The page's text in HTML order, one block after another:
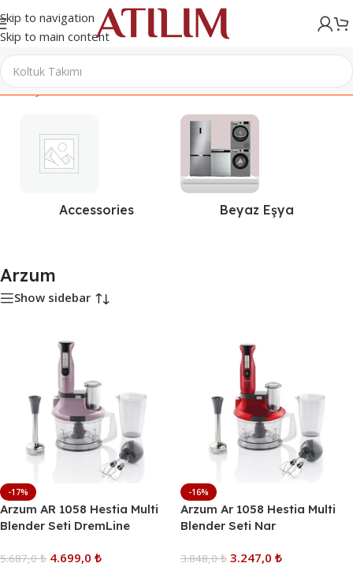
Skip to navigation
Skip to main content
Ana Sayfa/Ürünler “Arzum” olarak etiketlendi
Accessories Beyaz Eşya
Arzum
Show sidebar
-17%
Arzum AR 1058 Hestia Multi
Blender Seti DremLine
5.687,0₺ 4.699,0 ₺
-16%
Arzum Ar 1058 Hestia Multi
Blender Seti Nar
3.848,0₺ 3.247,0 ₺